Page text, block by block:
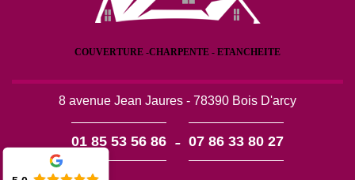
COUVERTURE -CHARPENTE - ETANCHEITE
8 avenue Jean Jaures - 78390 Bois D'arcy
01 85 53 56 86 - 07 86 33 80 27